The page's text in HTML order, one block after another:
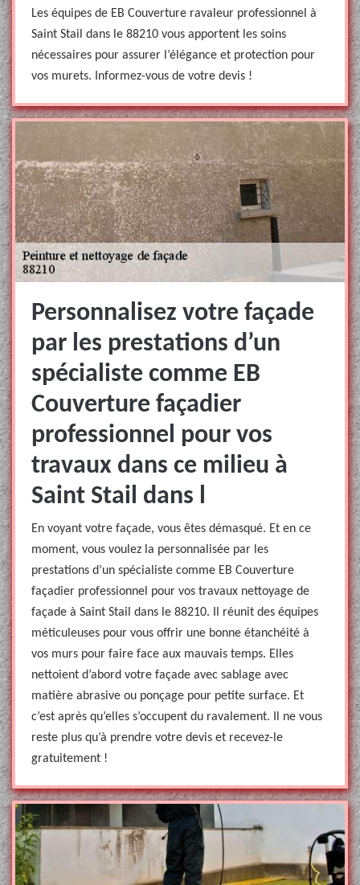
Les équipes de EB Couverture ravaleur professionnel à
Saint Stail dans le 88210 vous apportent les soins
nécessaires pour assurer l’élégance et protection pour
vos murets. Informez-vous de votre devis !
Personnalisez votre façade
par les prestations d’un
spécialiste comme EB
Couverture façadier
professionnel pour vos
travaux dans ce milieu à
Saint Stail dans l
En voyant votre façade, vous êtes démasqué. Et en ce
moment, vous voulez la personnalisée par les
prestations d’un spécialiste comme EB Couverture
façadier professionnel pour vos travaux nettoyage de
façade à Saint Stail dans le 88210. Il réunit des équipes
méticuleuses pour vous offrir une bonne étanchéité à
vos murs pour faire face aux mauvais temps. Elles
nettoient d’abord votre façade avec sablage avec
matière abrasive ou ponçage pour petite surface. Et
c’est après qu’elles s’occupent du ravalement. Il ne vous
reste plus qu’à prendre votre devis et recevez-le
gratuitement !